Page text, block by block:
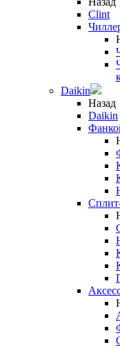
Clint
Daikin
Назад
Daikin